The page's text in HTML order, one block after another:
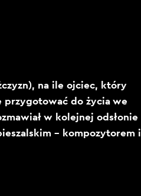
na ile ojciec, który
przygotować do życia we
w kolejnej odsłonie
– kompozytorem i